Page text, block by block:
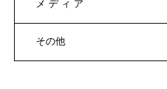
メディア
その他